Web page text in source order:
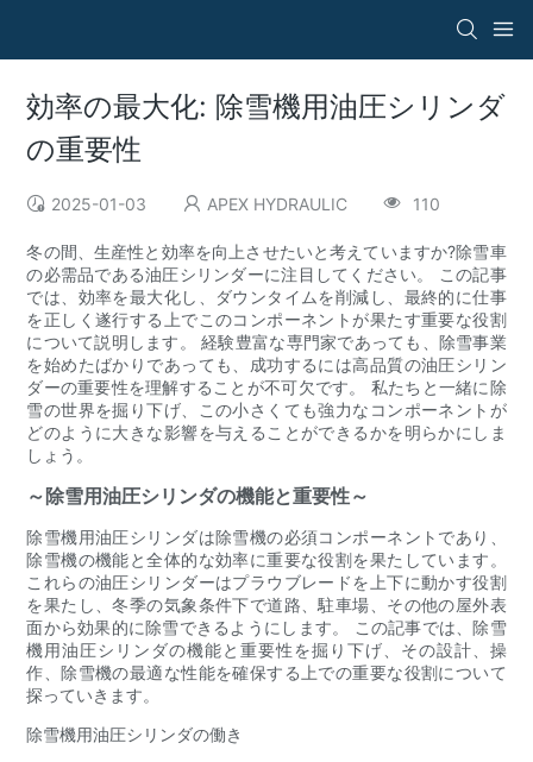
効率の最大化: 除雪機用油圧シリンダ
の重要性
2025-01-03 APEX HYDRAULIC 110
冬の間、生産性と効率を向上させたいと考えていますか?除雪車
の必需品である油圧シリンダーに注目してください。 この記事
では、効率を最大化し、ダウンタイムを削減し、最終的に仕事
を正しく遂行する上でこのコンポーネントが果たす重要な役割
について説明します。 経験豊富な専門家であっても、除雪事業
を始めたばかりであっても、成功するには高品質の油圧シリン
ダーの重要性を理解することが不可欠です。 私たちと一緒に除
雪の世界を掘り下げ、この小さくても強力なコンポーネントが
どのように大きな影響を与えることができるかを明らかにしま
しょう。
～除雪用油圧シリンダの機能と重要性～
除雪機用油圧シリンダは除雪機の必須コンポーネントであり、
除雪機の機能と全体的な効率に重要な役割を果たしています。
これらの油圧シリンダーはプラウブレードを上下に動かす役割
を果たし、冬季の気象条件下で道路、駐車場、その他の屋外表
面から効果的に除雪できるようにします。 この記事では、除雪
機用油圧シリンダの機能と重要性を掘り下げ、その設計、操
作、除雪機の最適な性能を確保する上での重要な役割について
探っていきます。
除雪機用油圧シリンダの働き